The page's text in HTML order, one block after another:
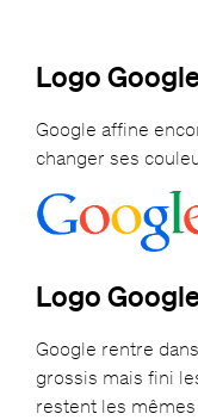
Logo
Google affine
changer ses
Logo
Google rentre
grossis mais fini
restent les